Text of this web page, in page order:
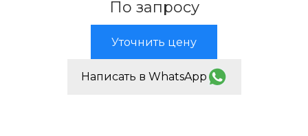
По запросу
Уточнить цену
Написать в WhatsApp